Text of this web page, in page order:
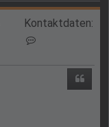
Kontaktdaten: